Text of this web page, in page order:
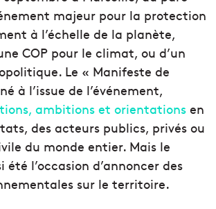
majeur pour la protection
à l’échelle de la planète,
COP pour le climat, ou d’un
Le « Manifeste de
à l’issue de l’événement,
ambitions et orientations en
des acteurs publics, privés ou
du monde entier. Mais le
été l’occasion d’annoncer des
sur le territoire.